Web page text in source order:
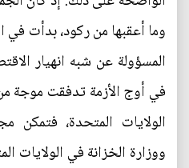
وما أعقبها من ركود، بدأت في
المسؤولة عن شبه انهيار
في أوج الأزمة تدفقت موجة
الولايات المتحدة، فتمكن
ووزارة الخزانة في الولايات